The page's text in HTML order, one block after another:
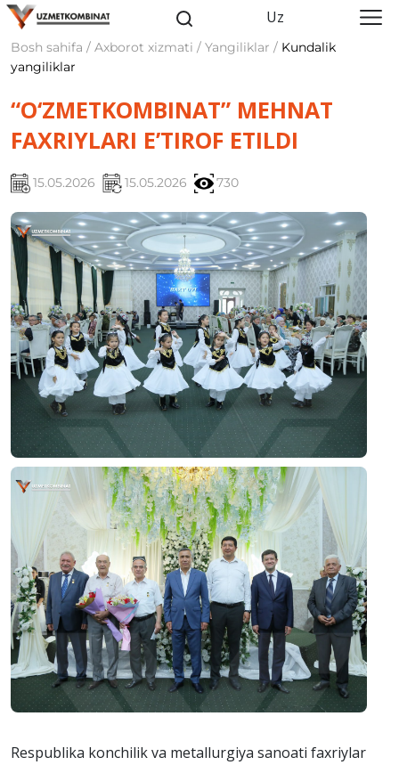
Uz
Bosh sahifa / Axborot xizmati / Yangiliklar / Kundalik
yangiliklar
“O‘ZMETKOMBINAT” MEHNAT
FAXRIYLARI E’TIROF ETILDI
15.05.2026 15.05.2026 730
Respublika konchilik va metallurgiya sanoati faxriylar